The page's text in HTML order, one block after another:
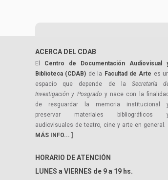
ACERCA DEL CDAB
El Centro de Documentación Audiovisual
Biblioteca (CDAB) de la Facultad de Arte es
espacio que depende de la Secretaría
Investigación y Posgrado y nace con la finalidad
de resguardar la memoria institucional
preservar materiales bibliográficos
audiovisuales de teatro, cine y arte en general.
MÁS INFO... ]
HORARIO DE ATENCIÓN
LUNES a VIERNES de 9 a 19 hs.